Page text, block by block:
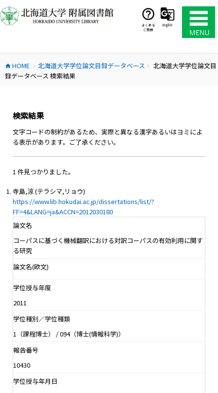
ン
テ
ス
キ
よくある
ご質問
English
home HOME chevron_right 北海道大学学位論文目録データベース chevron_right
北海道大学学位論文目
録データベース 検索結果
検索結果
文字コードの制約があるため、実際と異なる漢字あるいはヨミによ
る表示があります。ご了承ください。
1 件見つかりました。
寺島,涼 (テラシマ,リョウ)
https://www.lib.hokudai.ac.jp/dissertations/list/?
FF=4&LANG=ja&ACCN=2012030180
論文名
コーパスに基づく機械翻訳における対訳コーパスの有効利用に関す
る研究
論文名(欧文)
学位授与年度
2011
学位種別／学位種類
1（課程博士） / 094（博士(情報科学)）
報告番号
10430
学位授与年月日